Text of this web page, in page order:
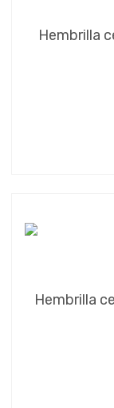
Hembrilla
Hembrilla